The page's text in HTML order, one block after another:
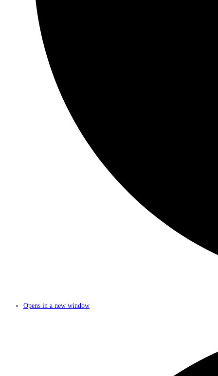
Opens in a new window